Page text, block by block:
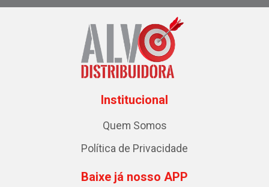
Institucional
Quem Somos
Política de Privacidade
Baixe já nosso APP